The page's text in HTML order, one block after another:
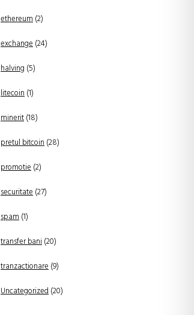
ethereum(2)
exchange(24)
halving (5)
litecoin(1)
minerit(18)
pretul bitcoin(28)
promotie(2)
securitate(27)
spam(1)
transfer bani(20)
tranzactionare(9)
Uncategorized(20)